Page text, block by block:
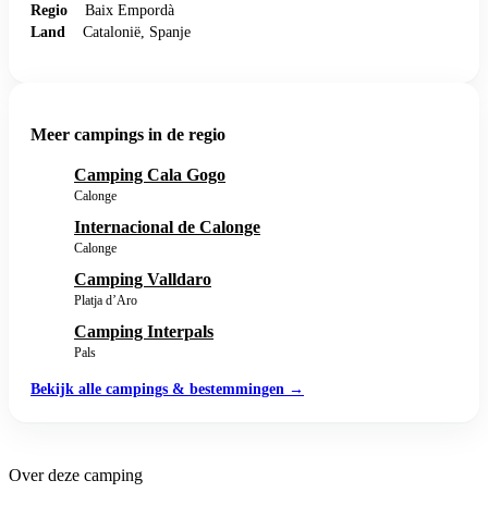
Regio
Baix Empordà
Land
Catalonië, Spanje
Meer campings in de regio
Camping Cala Gogo
Calonge
Internacional de Calonge
Calonge
Camping Valldaro
Platja d’Aro
Camping Interpals
Pals
Bekijk alle campings & bestemmingen →
Over deze camping